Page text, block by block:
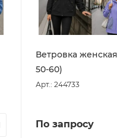
Ветровка
50-60)
Арт.: 244733
По запросу